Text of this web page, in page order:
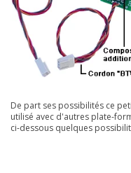
De part ses possibilités ce
utilisé avec d'autres plate-
ci-dessous quelques